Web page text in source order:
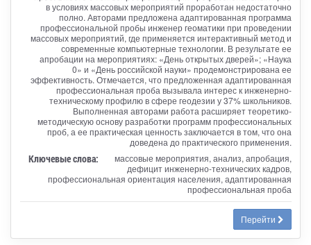
в условиях массовых мероприятий проработан недостаточно
полно. Авторами предложена адаптированная программа
профессиональной пробы инженер геоматики при проведении
массовых мероприятий, где применяется интерактивный метод и
современные компьютерные технологии. В результате ее
апробации на мероприятиях: «День открытых дверей»; «Наука
0» и «День российской науки» продемонстрирована ее
эффективность. Отмечается, что предложенная адаптированная
профессиональная проба вызывала интерес к инженерно-
техническому профилю в сфере геодезии у 37% школьников.
Выполненная авторами работа расширяет теоретико-
методическую основу разработки программ профессиональных
проб, а ее практическая ценность заключается в том, что она
доведена до практического применения.
Ключевые слова:
массовые мероприятия, анализ, апробация,
дефицит инженерно-технических кадров,
профессиональная ориентация населения, адаптированная
профессиональная проба
Перейти